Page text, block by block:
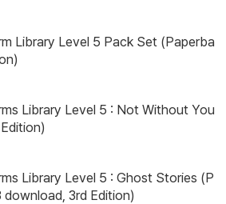
Library Level 5 Pack Set (Paperba
Library Level 5 : Not Without You
Library Level 5 : Ghost Stories (P
3rd Edition)